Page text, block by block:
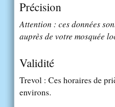
Précision
Attention : ces données
auprès de votre mosquée
Validité
Trevol : Ces horaires de
environs.